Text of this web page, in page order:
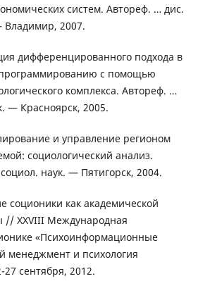
систем. Автореф. … дис.
Владимир, 2007.
дифференцированного подхода в
с помощью
комплекса. Автореф. …
— Красноярск, 2005.
и управление регионом
социологический анализ.
наук. — Пятигорск, 2004.
соционики как академической
// XXVIII Международная
«Психоинформационные
менеджмент и психология
сентября, 2012.